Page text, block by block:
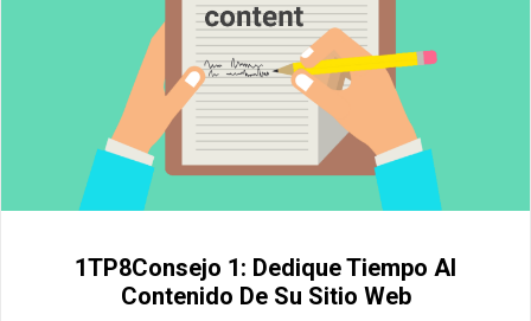
1TP8Consejo 1: Dedique Tiempo Al
Contenido De Su Sitio Web